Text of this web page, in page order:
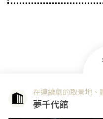
在連續劇的取景地、
夢千代館